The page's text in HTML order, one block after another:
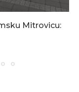
Mitrovicu: